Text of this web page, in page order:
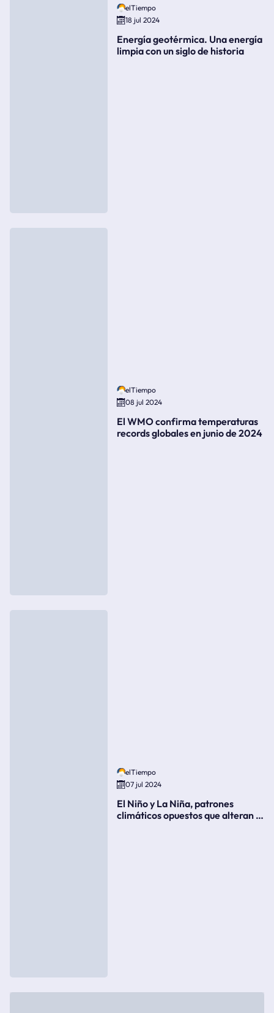
elTiempo
18 jul 2024
Energía geotérmica. Una energía
limpia con un siglo de historia
elTiempo
08 jul 2024
El WMO confirma temperaturas
records globales en junio de 2024
elTiempo
07 jul 2024
El Niño y La Niña, patrones
climáticos opuestos que alteran la